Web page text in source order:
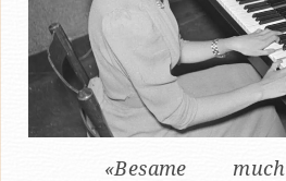
«Besame